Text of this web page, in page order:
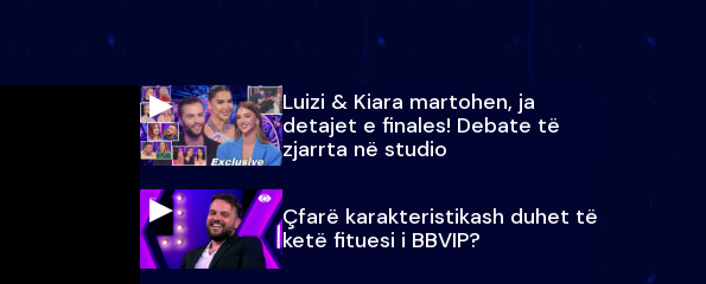
Luizi & Kiara martohen, ja
detajet e finales! Debate të
zjarrta në studio
Çfarë karakteristikash duhet të
ketë fituesi i BBVIP?